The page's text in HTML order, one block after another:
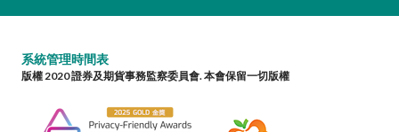
系統管理時間表
版權 2020 證券及期貨事務監察委員會. 本會保留一切版權